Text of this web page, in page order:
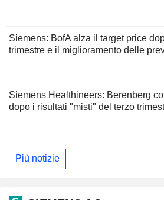
Siemens: BofA alza il target price
trimestre e il miglioramento delle
Siemens Healthineers: Berenberg
dopo i risultati "misti" del terzo
Più notizie